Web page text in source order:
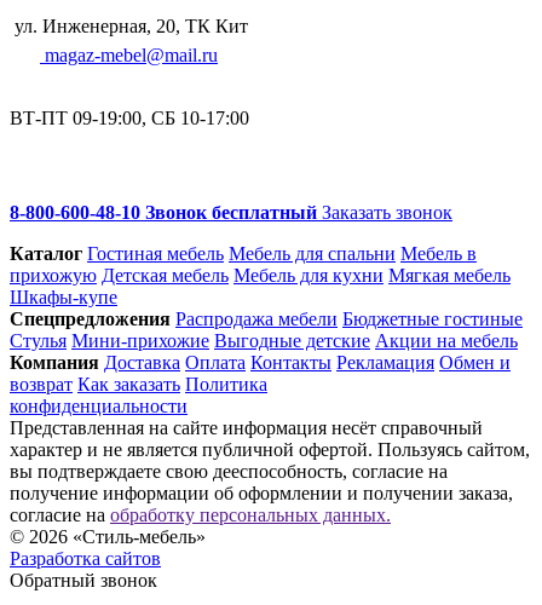
ул. Инженерная, 20, ТК Кит
magaz-mebel@mail.ru
ВТ-ПТ 09-19:00, СБ 10-17:00
8-800-600-48-10 Звонок бесплатный Заказать звонок
Каталог Гостиная мебель Мебель для спальни Мебель в
прихожую Детская мебель Мебель для кухни Мягкая мебель
Шкафы-купе
Спец­предложения Распродажа мебели Бюджетные гостиные
Стулья Мини-прихожие Выгодные детские Акции на мебель
Компания Доставка Оплата Контакты Рекламация Обмен и
возврат Как заказать Политика
конфиденциальности
Представленная на сайте информация несёт справочный
характер и не является публичной офертой. Пользуясь сайтом,
вы подтверждаете свою дееспособность, согласие на
получение информации об оформлении и получении заказа,
согласие на обработку персональных данных.
© 2026 «Стиль-мебель»
Разработка сайтов
Обратный звонок